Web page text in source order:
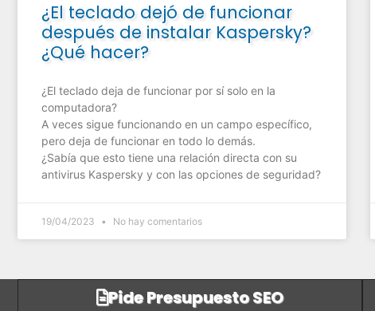
¿El teclado dejó de funcionar
después de instalar Kaspersky?
¿Qué hacer?
¿El teclado deja de funcionar por sí solo en la
computadora?
A veces sigue funcionando en un campo específico,
pero deja de funcionar en todo lo demás.
¿Sabía que esto tiene una relación directa con su
antivirus Kaspersky y con las opciones de seguridad?
19/04/2023 No hay comentarios
Pide Presupuesto SEO